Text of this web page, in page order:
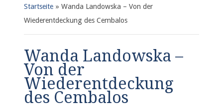
Startseite » Wanda Landowska – Von der
Wiederentdeckung des Cembalos
Wanda Landowska –
Von der
Wiederentdeckung
des Cembalos